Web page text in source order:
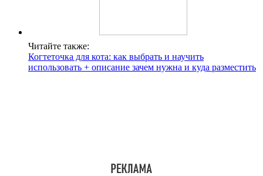
Читайте также:
Когтеточка для кота: как выбрать и научить
использовать + описание зачем нужна и куда разместить